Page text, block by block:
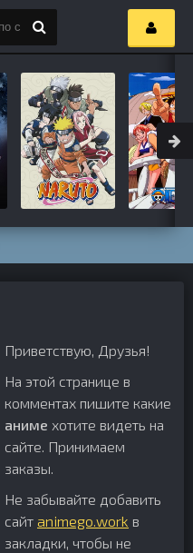
Приветствую, Друзья!
На этой странице в
комментах пишите какие
аниме хотите видеть на
сайте. Принимаем
заказы.
Не забывайте добавить
сайт animego.work в
закладки, чтобы не